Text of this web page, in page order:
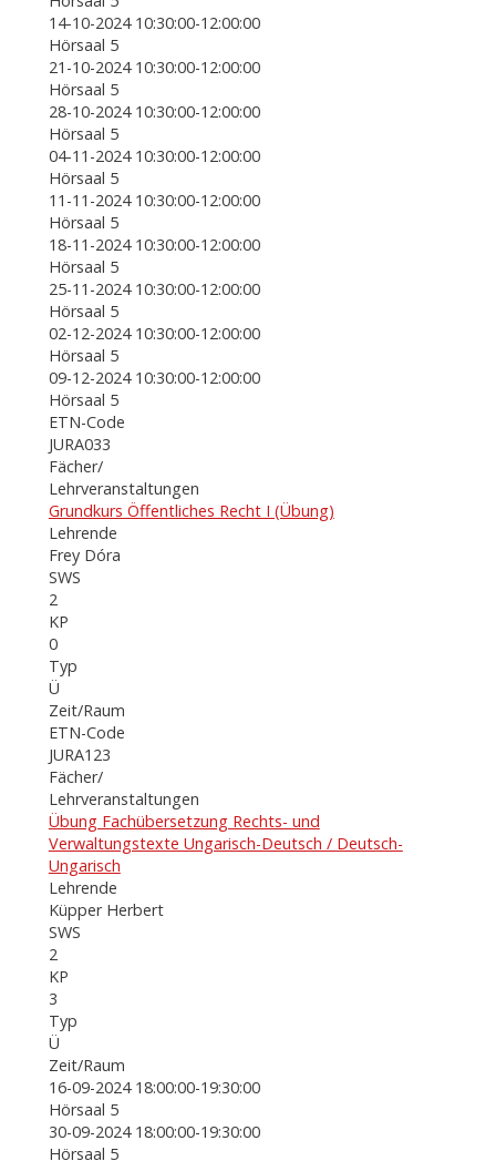
14-10-2024 10:30:00-12:00:00
Hörsaal 5
21-10-2024 10:30:00-12:00:00
Hörsaal 5
28-10-2024 10:30:00-12:00:00
Hörsaal 5
04-11-2024 10:30:00-12:00:00
Hörsaal 5
11-11-2024 10:30:00-12:00:00
Hörsaal 5
18-11-2024 10:30:00-12:00:00
Hörsaal 5
25-11-2024 10:30:00-12:00:00
Hörsaal 5
02-12-2024 10:30:00-12:00:00
Hörsaal 5
09-12-2024 10:30:00-12:00:00
Hörsaal 5
ETN-Code
JURA033
Fächer/
Lehrveranstaltungen
Grundkurs Öffentliches Recht I (Übung)
Lehrende
Frey Dóra
SWS
2
KP
0
Typ
Ü
Zeit/Raum
ETN-Code
JURA123
Fächer/
Lehrveranstaltungen
Übung Fachübersetzung Rechts- und
Verwaltungstexte Ungarisch-Deutsch / Deutsch-
Ungarisch
Lehrende
Küpper Herbert
SWS
2
KP
3
Typ
Ü
Zeit/Raum
16-09-2024 18:00:00-19:30:00
Hörsaal 5
30-09-2024 18:00:00-19:30:00
Hörsaal 5